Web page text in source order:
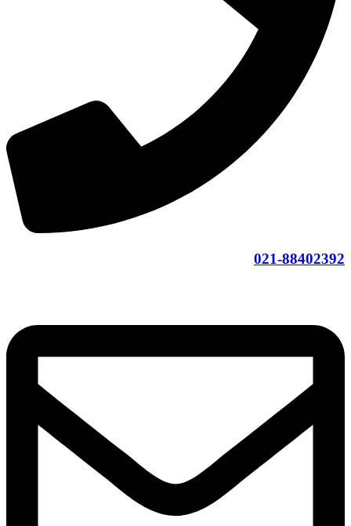
021-88402392